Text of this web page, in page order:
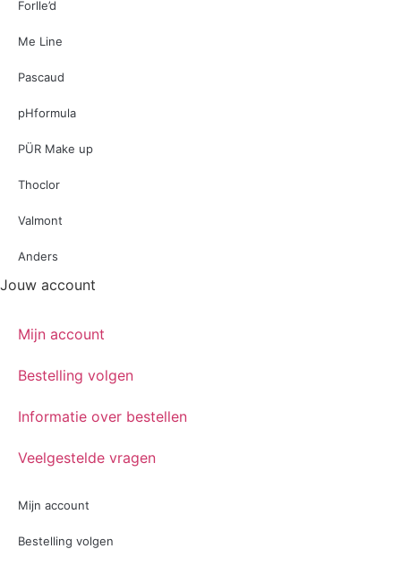
Forlle’d
Me Line
Pascaud
pHformula
PÜR Make up
Thoclor
Valmont
Anders
Jouw account
Mijn account
Bestelling volgen
Informatie over bestellen
Veelgestelde vragen
Mijn account
Bestelling volgen